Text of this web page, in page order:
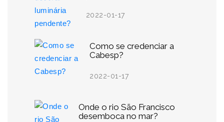
2022-01-17
Como se credenciar a
Cabesp?
2022-01-17
Onde o rio São Francisco
desemboca no mar?